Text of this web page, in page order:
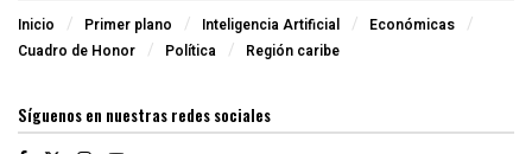
Inicio Primer plano Inteligencia Artificial
Económicas
Cuadro de Honor
Política Región caribe
Síguenos en nuestras redes sociales